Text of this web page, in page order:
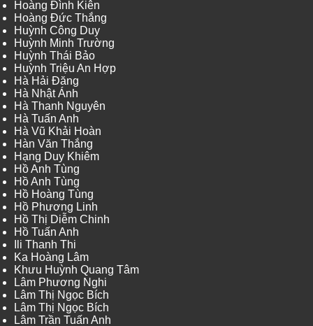
Hoàng Đình Kiên
Hoàng Đức Thắng
Huỳnh Công Duy
Huỳnh Minh Trường
Huỳnh Thái Bảo
Huỳnh Triệu An Hợp
Hà Hải Đăng
Hà Nhật Ánh
Hà Thanh Nguyên
Hà Tuấn Anh
Hà Vũ Khải Hoàn
Hàn Văn Thắng
Hạng Duy Khiêm
Hồ Anh Tùng
Hồ Anh Tùng
Hồ Hoàng Tùng
Hồ Phương Linh
Hồ Thị Diễm Chinh
Hồ Tuấn Anh
Ili Thanh Thi
Ka Hoàng Lâm
Khưu Huỳnh Quang Tâm
Lâm Phương Nghi
Lâm Thị Ngọc Bích
Lâm Thị Ngọc Bích
Lâm Trần Tuấn Anh